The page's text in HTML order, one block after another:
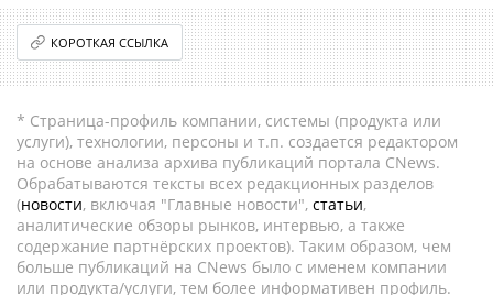
КОРОТКАЯ ССЫЛКА
* Страница-профиль компании, системы (продукта или
услуги), технологии, персоны и т.п. создается редактором
на основе анализа архива публикаций портала CNews.
Обрабатываются тексты всех редакционных разделов
(новости, включая "Главные новости", статьи,
аналитические обзоры рынков, интервью, а также
содержание партнёрских проектов). Таким образом, чем
больше публикаций на CNews было с именем компании
или продукта/услуги, тем более информативен профиль.